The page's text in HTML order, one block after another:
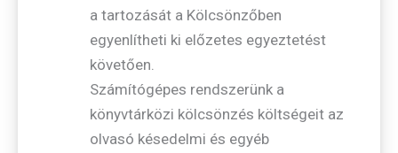
a tartozását a Kölcsönzőben
egyenlítheti ki előzetes egyeztetést
követően.
Számítógépes rendszerünk a
könyvtárközi kölcsönzés költségeit az
olvasó késedelmi és egyéb